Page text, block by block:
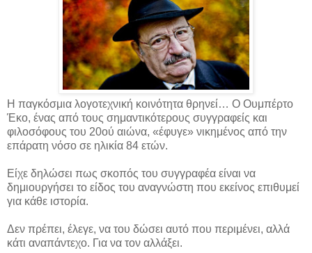
Η παγκόσμια λογοτεχνική κοινότητα θρηνεί… Ο Ουμπέρτο
Έκο, ένας από τους σημαντικότερους συγγραφείς και
φιλοσόφους του 20ού αιώνα, «έφυγε» νικημένος από την
επάρατη νόσο σε ηλικία 84 ετών.
Είχε δηλώσει πως σκοπός του συγγραφέα είναι να
δημιουργήσει το είδος του αναγνώστη που εκείνος επιθυμεί
για κάθε ιστορία.
Δεν πρέπει, έλεγε, να του δώσει αυτό που περιμένει, αλλά
κάτι αναπάντεχο. Για να τον αλλάξει.